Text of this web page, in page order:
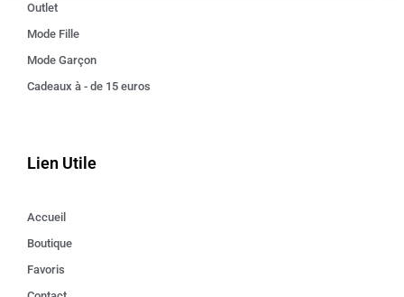
Outlet
Mode Fille
Mode Garçon
Cadeaux à - de 15 euros
Lien Utile
Accueil
Boutique
Favoris